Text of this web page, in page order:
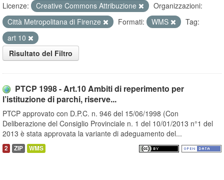
Licenze: Creative Commons Attribuzione
Organizzazioni:
Città Metropolitana di Firenze
Formati: WMS
Tag:
art 10
Risultato del Filtro
PTCP 1998 - Art.10 Ambiti di reperimento per
l’istituzione di parchi, riserve...
PTCP approvato con D.P.C. n. 946 del 15/06/1998 (Con
Deliberazione del Consiglio Provinciale n. 1 del 10/01/2013 n°1 del
2013 è stata approvata la variante di adeguamento del...
2 ZIP WMS